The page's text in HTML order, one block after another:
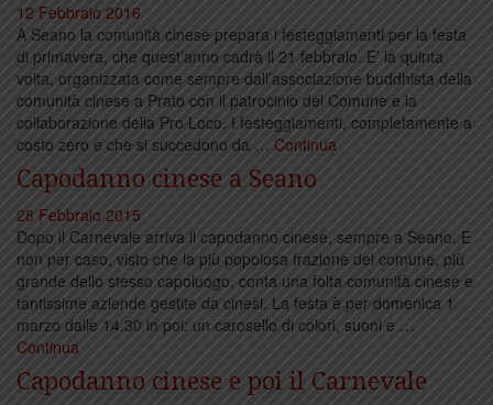
12 Febbraio 2016
A Seano la comunità cinese prepara i festeggiamenti per la festa
di primavera, che quest’anno cadrà il 21 febbraio. E’ la quinta
volta, organizzata come sempre dall’associazione buddhista della
comunità cinese a Prato con il patrocinio del Comune e la
collaborazione della Pro Loco. I festeggiamenti, completamente a
costo zero e che si succedono da … Continua
Capodanno cinese a Seano
28 Febbraio 2015
Dopo il Carnevale arriva il capodanno cinese, sempre a Seano. E
non per caso, visto che la più popolosa frazione del comune, più
grande dello stesso capoluogo, conta una folta comunità cinese e
tantissime aziende gestite da cinesi. La festa è per domenica 1
marzo dalle 14.30 in poi: un carosello di colori, suoni e …
Continua
Capodanno cinese e poi il Carnevale